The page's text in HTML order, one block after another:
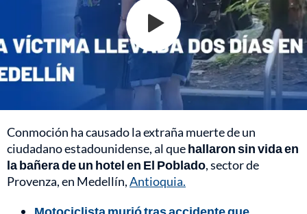
Conmoción ha causado la extraña muerte de un
ciudadano estadounidense, al quehallaron sin vida en
la bañera de un hotel en El Poblado, sector de
Provenza, en Medellín,Antioquia.
Motociclista murió tras accidente que